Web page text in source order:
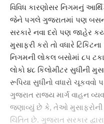
વિવિધ કારણોસર નિગમનું
જેને પગલે ગુજરાતમાં પણ
સરકારે નવા દરો પણ જાહેર
મુસાફરી કરો તો વધારે
નિગમની લોકલ બસોમાં ૮૫
લોકો ૪૮ કિલોમીટર સુધીની
રૂપિયા સુધીનો વધારો ચૂકવવો
ગુજરાત રાજ્ય માર્ગ વાહન
જણાવ્યું છે કે, તેઓ
ચિંતિત છે. ગુજરાત સરકાર